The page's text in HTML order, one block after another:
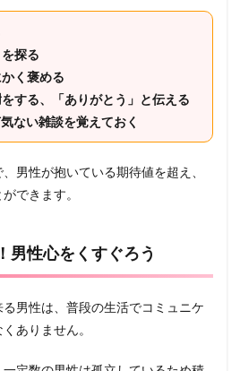
探る
く褒める
する、「ありがとう」と伝える
ない雑談を覚えておく
男性が抱いている期待値を超え、
ができます。
男性心をくすぐろう
男性は、普段の生活でコミュニケ
ありません。